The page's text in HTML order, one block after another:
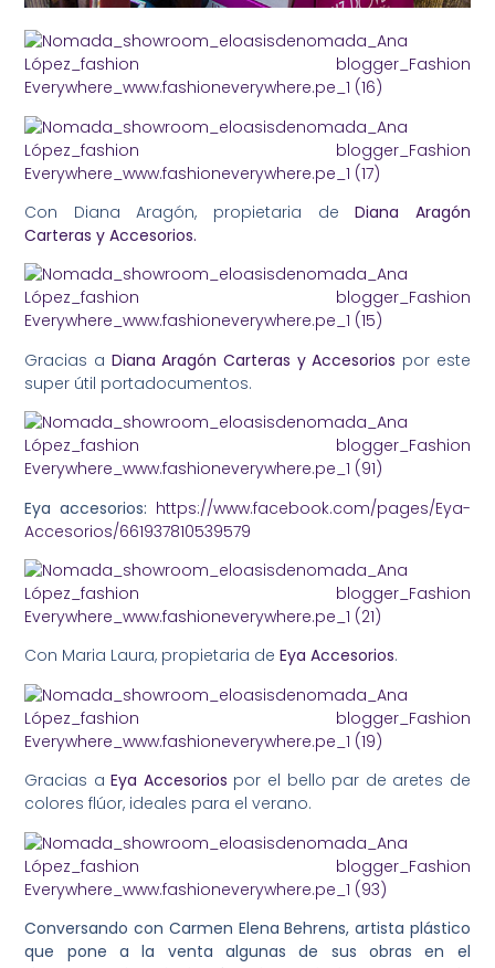
Con Diana Aragón, propietaria deDiana Aragón
Carteras y Accesorios.
Gracias a Diana Aragón Carteras y Accesorios por este
super útil portadocumentos.
Eya accesorios: https://www.facebook.com/pages/Eya-
Accesorios/661937810539579
Con Maria Laura, propietaria deEya Accesorios.
Gracias aEya Accesorios por el bello par de aretes de
colores flúor, ideales para el verano.
Conversando con Carmen Elena Behrens, artista plástico
que pone a la venta algunas de sus obras en el